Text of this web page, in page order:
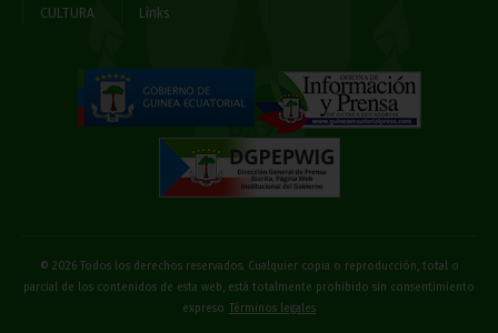
CULTURA
Links
© 2026 Todos los derechos reservados. Cualquier copia o reproducción, total o
parcial de los contenidos de esta web, está totalmente prohibido sin consentimiento
expreso
Términos legales